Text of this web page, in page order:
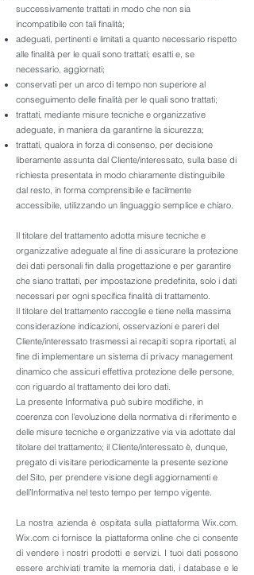
successivamente trattati in modo che non sia
incompatibile con tali finalità;
adeguati, pertinenti e limitati a quanto necessario rispetto
alle finalità per le quali sono trattati; esatti e, se
necessario, aggiornati;
conservati per un arco di tempo non superiore al
conseguimento delle finalità per le quali sono trattati;
trattati, mediante misure tecniche e organizzative
adeguate, in maniera da garantirne la sicurezza;
trattati, qualora in forza di consenso, per decisione
liberamente assunta dal Cliente/interessato, sulla base di
richiesta presentata in modo chiaramente distinguibile
dal resto, in forma comprensibile e facilmente
accessibile, utilizzando un linguaggio semplice e chiaro.
Il titolare del trattamento adotta misure tecniche e
organizzative adeguate al fine di assicurare la protezione
dei dati personali fin dalla progettazione e per garantire
che siano trattati, per impostazione predefinita, solo i dati
necessari per ogni specifica finalità di trattamento.
Il titolare del trattamento raccoglie e tiene nella massima
considerazione indicazioni, osservazioni e pareri del
Cliente/interessato trasmessi ai recapiti sopra riportati, al
fine di implementare un sistema di privacy management
dinamico che assicuri effettiva protezione delle persone,
con riguardo al trattamento dei loro dati.
La presente Informativa può subire modifiche, in
coerenza con l’evoluzione della normativa di riferimento e
delle misure tecniche e organizzative via via adottate dal
titolare del trattamento; il Cliente/interessato è, dunque,
pregato di visitare periodicamente la presente sezione
del Sito, per prendere visione degli aggiornamenti e
dell’Informativa nel testo tempo per tempo vigente.
La nostra azienda è ospitata sulla piattaforma Wix.com.
Wix.com ci fornisce la piattaforma online che ci consente
di vendere i nostri prodotti e servizi. I tuoi dati possono
essere archiviati tramite la memoria dati, i database e le